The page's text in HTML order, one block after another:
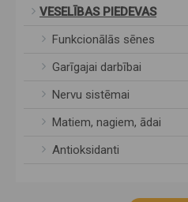
VESELĪBAS PIEDEVAS
Funkcionālās sēnes
Garīgajai darbībai
Nervu sistēmai
Matiem, nagiem, ādai
Antioksidanti